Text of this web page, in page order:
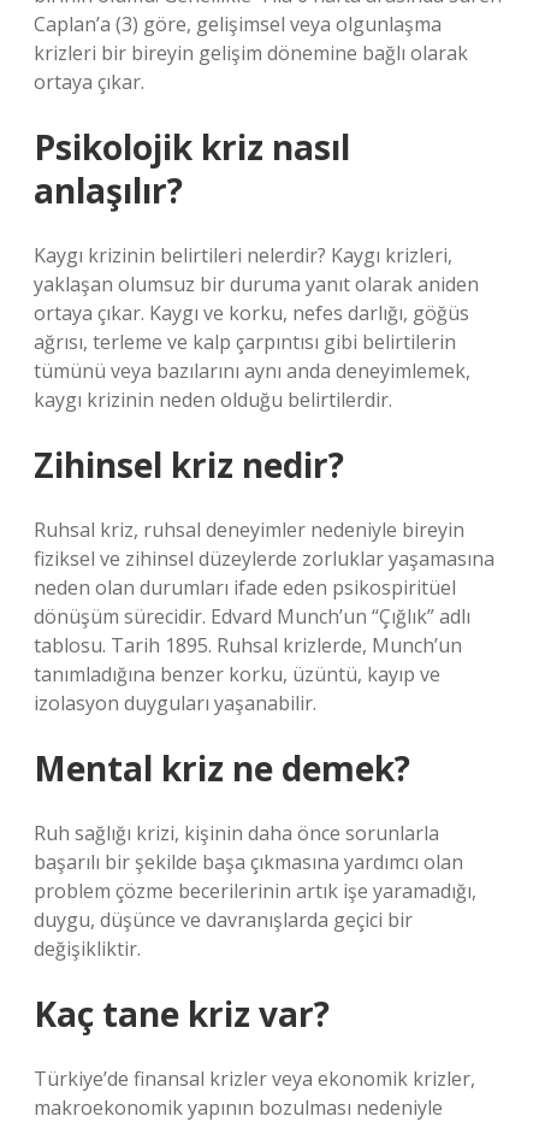
Caplan’a (3) göre, gelişimsel veya olgunlaşma
krizleri bir bireyin gelişim dönemine bağlı olarak
ortaya çıkar.
Psikolojik kriz nasıl
anlaşılır?
Kaygı krizinin belirtileri nelerdir? Kaygı krizleri,
yaklaşan olumsuz bir duruma yanıt olarak aniden
ortaya çıkar. Kaygı ve korku, nefes darlığı, göğüs
ağrısı, terleme ve kalp çarpıntısı gibi belirtilerin
tümünü veya bazılarını aynı anda deneyimlemek,
kaygı krizinin neden olduğu belirtilerdir.
Zihinsel kriz nedir?
Ruhsal kriz, ruhsal deneyimler nedeniyle bireyin
fiziksel ve zihinsel düzeylerde zorluklar yaşamasına
neden olan durumları ifade eden psikospiritüel
dönüşüm sürecidir. Edvard Munch’un “Çığlık” adlı
tablosu. Tarih 1895. Ruhsal krizlerde, Munch’un
tanımladığına benzer korku, üzüntü, kayıp ve
izolasyon duyguları yaşanabilir.
Mental kriz ne demek?
Ruh sağlığı krizi, kişinin daha önce sorunlarla
başarılı bir şekilde başa çıkmasına yardımcı olan
problem çözme becerilerinin artık işe yaramadığı,
duygu, düşünce ve davranışlarda geçici bir
değişikliktir.
Kaç tane kriz var?
Türkiye’de finansal krizler veya ekonomik krizler,
makroekonomik yapının bozulması nedeniyle